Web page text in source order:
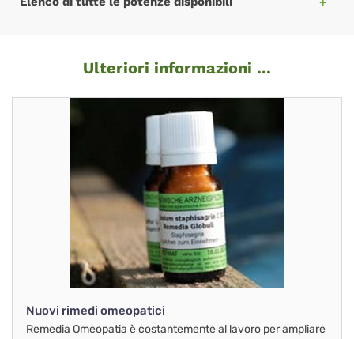
Ulteriori informazioni ...
Nuovi rimedi omeopatici
Remedia Omeopatia è costantemente al lavoro per ampliare